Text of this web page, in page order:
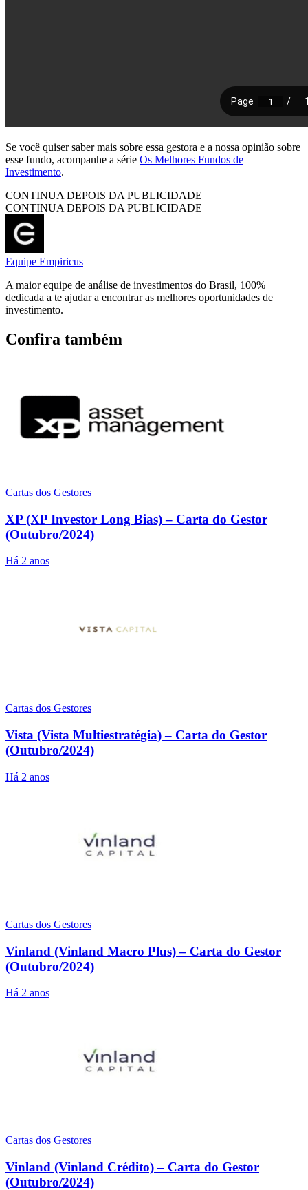
Se você quiser saber mais sobre essa gestora e a nossa opinião sobre
esse fundo, acompanhe a série Os Melhores Fundos de
Investimento.
CONTINUA DEPOIS DA PUBLICIDADE
CONTINUA DEPOIS DA PUBLICIDADE
Equipe Empiricus
A maior equipe de análise de investimentos do Brasil, 100%
dedicada a te ajudar a encontrar as melhores oportunidades de
investimento.
Confira também
Cartas dos Gestores
XP (XP Investor Long Bias) – Carta do Gestor
(Outubro/2024)
Há 2 anos
Cartas dos Gestores
Vista (Vista Multiestratégia) – Carta do Gestor
(Outubro/2024)
Há 2 anos
Cartas dos Gestores
Vinland (Vinland Macro Plus) – Carta do Gestor
(Outubro/2024)
Há 2 anos
Cartas dos Gestores
Vinland (Vinland Crédito) – Carta do Gestor
(Outubro/2024)